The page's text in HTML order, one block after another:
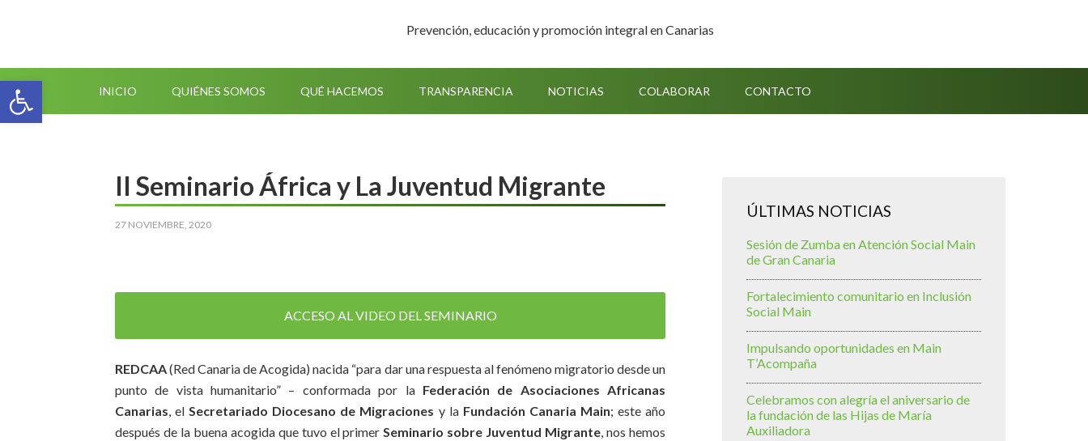
Prevención, educación y promoción integral en Canarias
INICIO QUIÉNES SOMOS QUÉ HACEMOS TRANSPARENCIA NOTICIAS COLABORAR CONTACTO
II Seminario África y La Juventud Migrante
27 NOVIEMBRE, 2020
ACCESO AL VIDEO DEL SEMINARIO
REDCAA(Red Canaria de Acogida) nacida “para dar una respuesta al fenómeno migratorio desde un
punto de vista humanitario” – conformada por la Federación de Asociaciones Africanas
Canarias, elSecretariado Diocesano de Migraciones y la Fundación Canaria Main; este año
después de la buena acogida que tuvo el primerSeminario sobre Juventud Migrante, nos hemos
ÚLTIMAS NOTICIAS
Sesión de Zumba en Atención Social Main
de Gran Canaria
Fortalecimiento comunitario en Inclusión
Social Main
Impulsando oportunidades en Main
T’Acompaña
Celebramos con alegría el aniversario de
la fundación de las Hijas de María
Auxiliadora
Abrir barra de herramientas